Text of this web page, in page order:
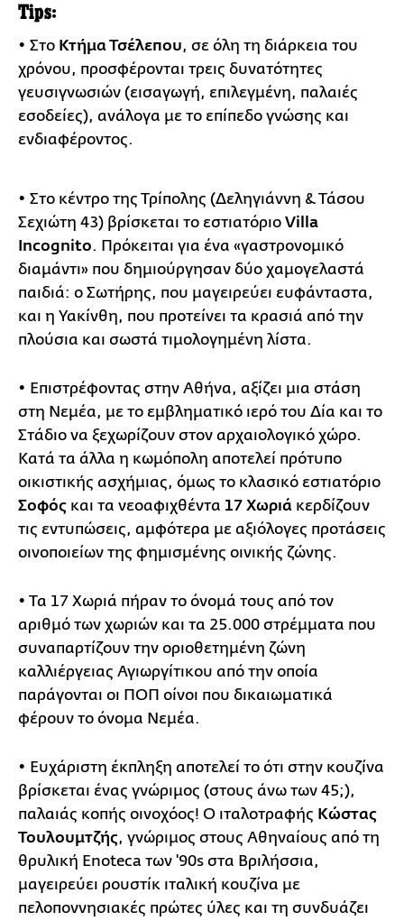
Τips:
• Στο Κτήμα Τσέλεπου, σε όλη τη διάρκεια του
χρόνου, προσφέρονται τρεις δυνατότητες
γευσιγνωσιών (εισαγωγή, επιλεγμένη, παλαιές
εσοδείες), ανάλογα με το επίπεδο γνώσης και
ενδιαφέροντος.
• Στο κέντρο της Τρίπολης (Δεληγιάννη & Τάσου
Σεχιώτη 43) βρίσκεται το εστιατόριο Villa
Incognito. Πρόκειται για ένα «γαστρονομικό
διαμάντι» που δημιούργησαν δύο χαμογελαστά
παιδιά: ο Σωτήρης, που μαγειρεύει ευφάνταστα,
και η Υακίνθη, που προτείνει τα κρασιά από την
πλούσια και σωστά τιμολογημένη λίστα.
• Επιστρέφοντας στην Αθήνα, αξίζει μια στάση
στη Νεμέα, με το εμβληματικό ιερό του Δία και το
Στάδιο να ξεχωρίζουν στον αρχαιολογικό χώρο.
Κατά τα άλλα η κωμόπολη αποτελεί πρότυπο
οικιστικής ασχήμιας, όμως το κλασικό εστιατόριο
Σοφός και τα νεοαφιχθέντα 17 Χωριά κερδίζουν
τις εντυπώσεις, αμφότερα με αξιόλογες προτάσεις
οινοποιείων της φημισμένης οινικής ζώνης.
• Τα 17 Χωριά πήραν το όνομά τους από τον
αριθμό των χωριών και τα 25.000 στρέμματα που
συναπαρτίζουν την οριοθετημένη ζώνη
καλλιέργειας Αγιωργίτικου από την οποία
παράγονται οι ΠΟΠ οίνοι που δικαιωματικά
φέρουν το όνομα Νεμέα.
• Ευχάριστη έκπληξη αποτελεί το ότι στην κουζίνα
βρίσκεται ένας γνώριμος (στους άνω των 45;),
παλαιάς κοπής οινοχόος! Ο ιταλοτραφής Κώστας
Τουλουμτζής, γνώριμος στους Αθηναίους από τη
θρυλική Enoteca των '90s στα Βριλήσσια,
μαγειρεύει ρουστίκ ιταλική κουζίνα με
πελοποννησιακές πρώτες ύλες και τη συνδυάζει